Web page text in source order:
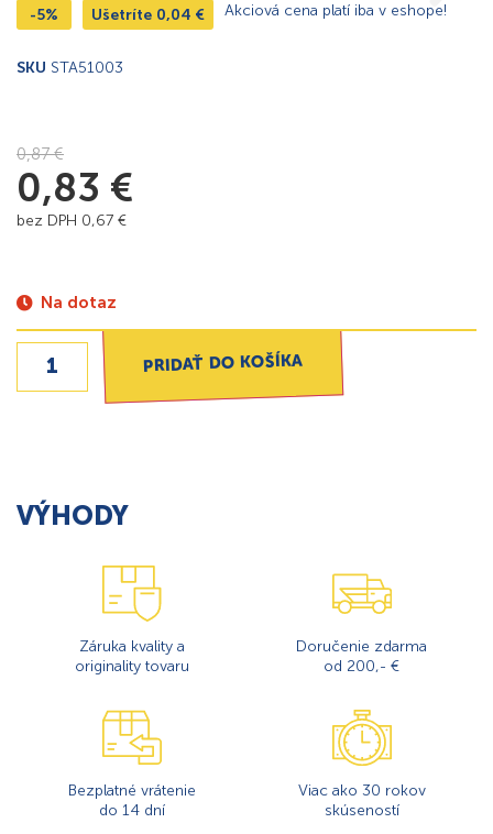
-5% Ušetríte 0,04 € Akciová cena platí iba v eshope!
SKU STA51003
0,87€
0,83 €
bez DPH 0,67 €
Na dotaz
PRIDAŤ DO KOŠÍKA
VÝHODY
Záruka kvality a
originality tovaru
Doručenie zdarma
od 200,- €
Bezplatné vrátenie
do 14 dní
Viac ako 30 rokov
skúseností